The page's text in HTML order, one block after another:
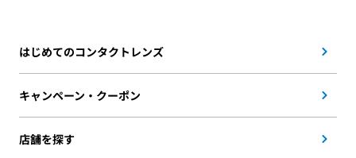
はじめてのコンタクトレンズ
キャンペーン・クーポン
店舗を探す